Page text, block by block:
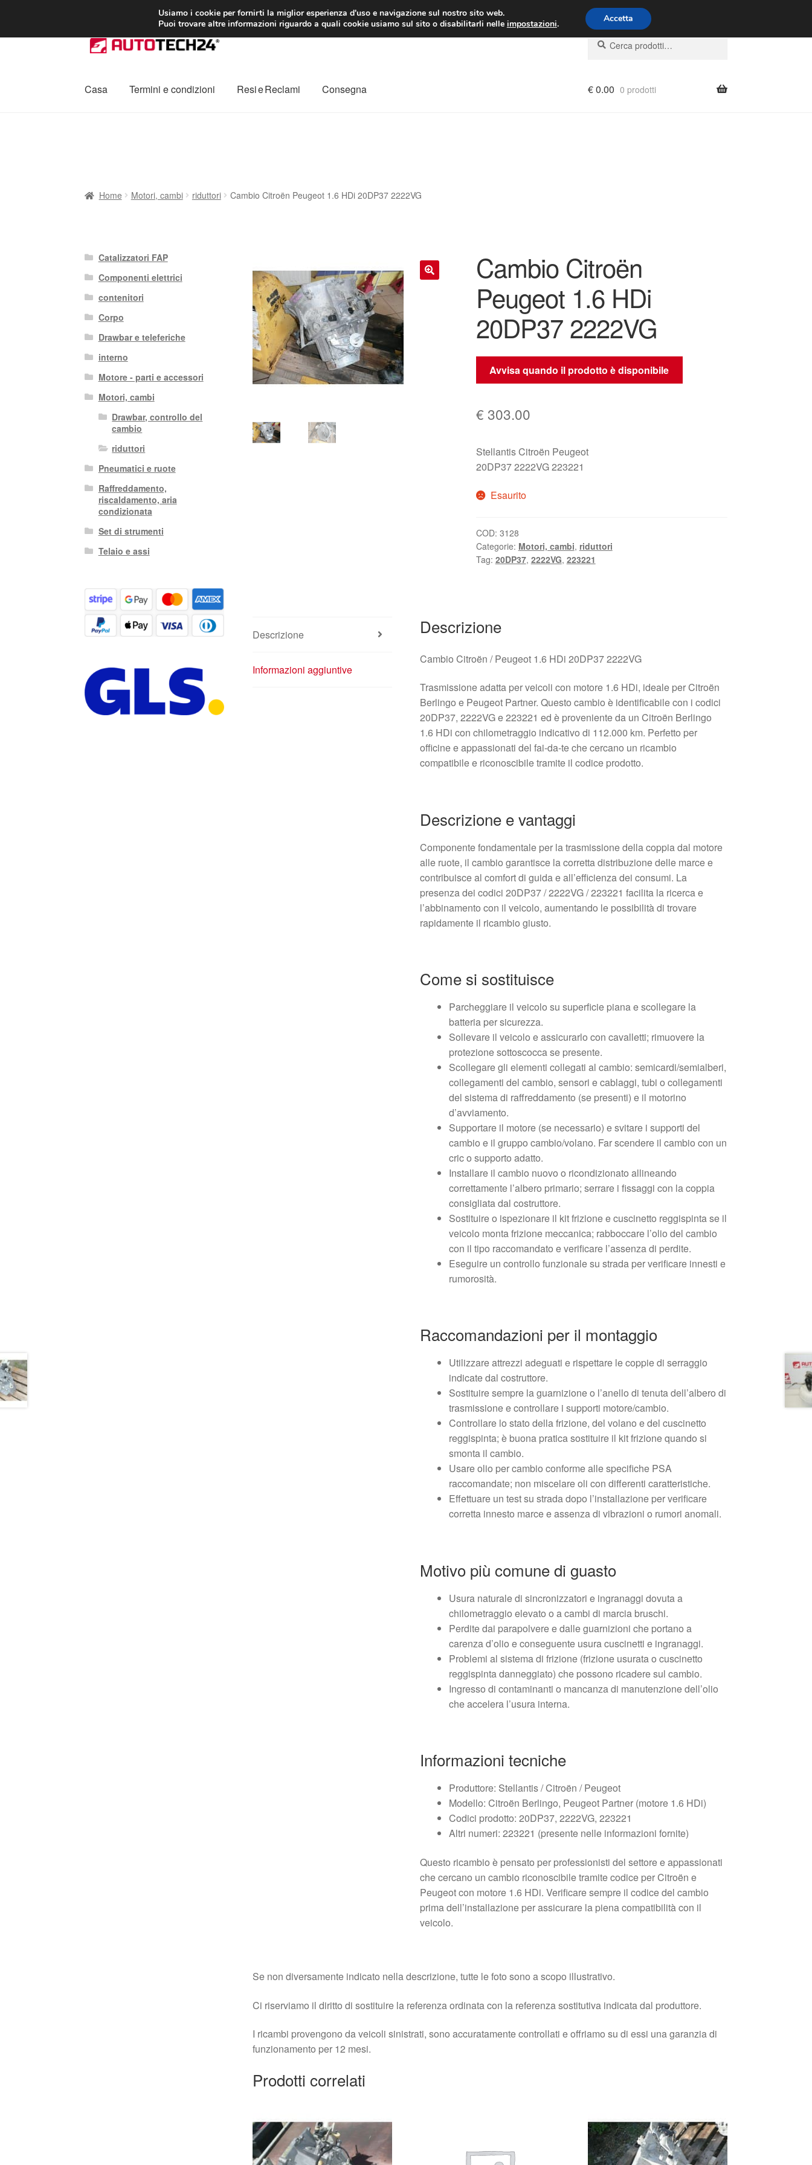
CONSEGNA da 7 EUR Lun-Ven 9:00 - 16:00 800 580 290
Vai
alla
Vai
al
Cerca:
Cerca
Casa Termini e condizioni Resi e Reclami Consegna €0.00 0 prodotti
Home Motori, cambi riduttori Cambio Citroën Peugeot 1.6 HDi 20DP37 2222VG
Cambio Citroën
Peugeot 1.6 HDi
20DP37 2222VG
Avvisa quando il prodotto è disponibile
€ 303.00
Stellantis Citroën Peugeot
20DP37 2222VG 223221
Esaurito
COD: 3128
Categorie: Motori, cambi, riduttori
Tag: 20DP37, 2222VG, 223221
Descrizione
Informazioni aggiuntive
Descrizione
Cambio Citroën / Peugeot 1.6 HDi 20DP37 2222VG
Trasmissione adatta per veicoli con motore 1.6 HDi, ideale per Citroën
Berlingo e Peugeot Partner. Questo cambio è identificabile con i codici
20DP37, 2222VG e 223221 ed è proveniente da un Citroën Berlingo
1.6 HDi con chilometraggio indicativo di 112.000 km. Perfetto per
officine e appassionati del fai-da-te che cercano un ricambio
compatibile e riconoscibile tramite il codice prodotto.
Descrizione e vantaggi
Componente fondamentale per la trasmissione della coppia dal motore
alle ruote, il cambio garantisce la corretta distribuzione delle marce e
contribuisce al comfort di guida e all’efficienza dei consumi. La
presenza dei codici 20DP37 / 2222VG / 223221 facilita la ricerca e
l’abbinamento con il veicolo, aumentando le possibilità di trovare
rapidamente il ricambio giusto.
Come si sostituisce
Parcheggiare il veicolo su superficie piana e scollegare la
batteria per sicurezza.
Sollevare il veicolo e assicurarlo con cavalletti; rimuovere la
protezione sottoscocca se presente.
Scollegare gli elementi collegati al cambio: semicardi/semialberi,
collegamenti del cambio, sensori e cablaggi, tubi o collegamenti
del sistema di raffreddamento (se presenti) e il motorino
d’avviamento.
Supportare il motore (se necessario) e svitare i supporti del
cambio e il gruppo cambio/volano. Far scendere il cambio con un
cric o supporto adatto.
Installare il cambio nuovo o ricondizionato allineando
correttamente l’albero primario; serrare i fissaggi con la coppia
consigliata dal costruttore.
Sostituire o ispezionare il kit frizione e cuscinetto reggispinta se il
veicolo monta frizione meccanica; rabboccare l’olio del cambio
con il tipo raccomandato e verificare l’assenza di perdite.
Eseguire un controllo funzionale su strada per verificare innesti e
rumorosità.
Raccomandazioni per il montaggio
Utilizzare attrezzi adeguati e rispettare le coppie di serraggio
indicate dal costruttore.
Sostituire sempre la guarnizione o l’anello di tenuta dell’albero di
trasmissione e controllare i supporti motore/cambio.
Controllare lo stato della frizione, del volano e del cuscinetto
reggispinta; è buona pratica sostituire il kit frizione quando si
smonta il cambio.
Usare olio per cambio conforme alle specifiche PSA
raccomandate; non miscelare oli con differenti caratteristiche.
Effettuare un test su strada dopo l’installazione per verificare
corretta innesto marce e assenza di vibrazioni o rumori anomali.
Motivo più comune di guasto
Usura naturale di sincronizzatori e ingranaggi dovuta a
chilometraggio elevato o a cambi di marcia bruschi.
Perdite dai parapolvere e dalle guarnizioni che portano a
carenza d’olio e conseguente usura cuscinetti e ingranaggi.
Problemi al sistema di frizione (frizione usurata o cuscinetto
reggispinta danneggiato) che possono ricadere sul cambio.
Ingresso di contaminanti o mancanza di manutenzione dell’olio
che accelera l’usura interna.
Informazioni tecniche
Produttore: Stellantis / Citroën / Peugeot
Modello: Citroën Berlingo, Peugeot Partner (motore 1.6 HDi)
Codici prodotto: 20DP37, 2222VG, 223221
Altri numeri: 223221 (presente nelle informazioni fornite)
Questo ricambio è pensato per professionisti del settore e appassionati
che cercano un cambio riconoscibile tramite codice per Citroën e
Peugeot con motore 1.6 HDi. Verificare sempre il codice del cambio
prima dell’installazione per assicurare la piena compatibilità con il
veicolo.
Se non diversamente indicato nella descrizione, tutte le foto sono a scopo illustrativo.
Ci riserviamo il diritto di sostituire la referenza ordinata con la referenza sostitutiva indicata dal produttore.
I ricambi provengono da veicoli sinistrati, sono accuratamente controllati e offriamo su di essi una garanzia di
funzionamento per 12 mesi.
Prodotti correlati
Catalizzatori FAP
Componenti elettrici
contenitori
Corpo
Drawbar e teleferiche
interno
Motore - parti e accessori
Motori, cambi
Drawbar, controllo del
cambio
riduttori
Pneumatici e ruote
Raffreddamento,
riscaldamento, aria
condizionata
Set di strumenti
Telaio e assi
Usiamo i cookie per fornirti la miglior esperienza d'uso e navigazione sul nostro sito web.
Puoi trovare altre informazioni riguardo a quali cookie usiamo sul sito o disabilitarli nelle impostazioni. Accetta